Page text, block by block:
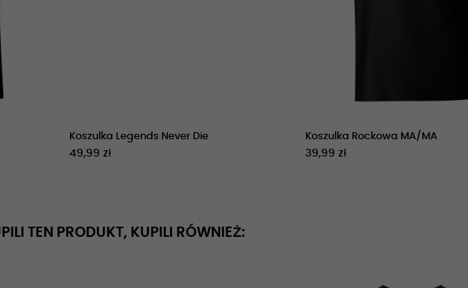
Koszulka Legends Never Die
49,99 zł
Koszulka Rockowa MA/MA
39,99 zł
TEN PRODUKT, KUPILI RÓWNIEŻ: